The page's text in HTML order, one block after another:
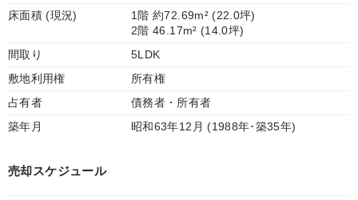
床面積 (現況)
1階 約72.69m² (22.0坪)
2階 46.17m² (14.0坪)
間取り
5LDK
敷地利用権
所有権
占有者
債務者・所有者
築年月
昭和63年12月 (1988年･築35年)
売却スケジュール